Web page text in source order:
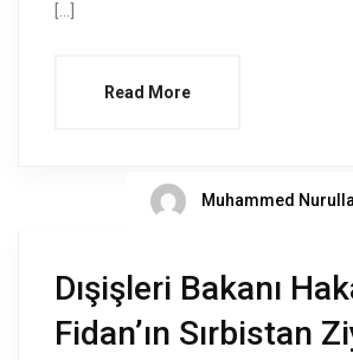
[…]
Read More
Muhammed
Dışişleri Bakanı
Fidan’ın Sırbistan